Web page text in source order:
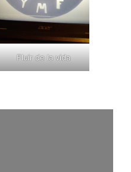
Fluir de la vida